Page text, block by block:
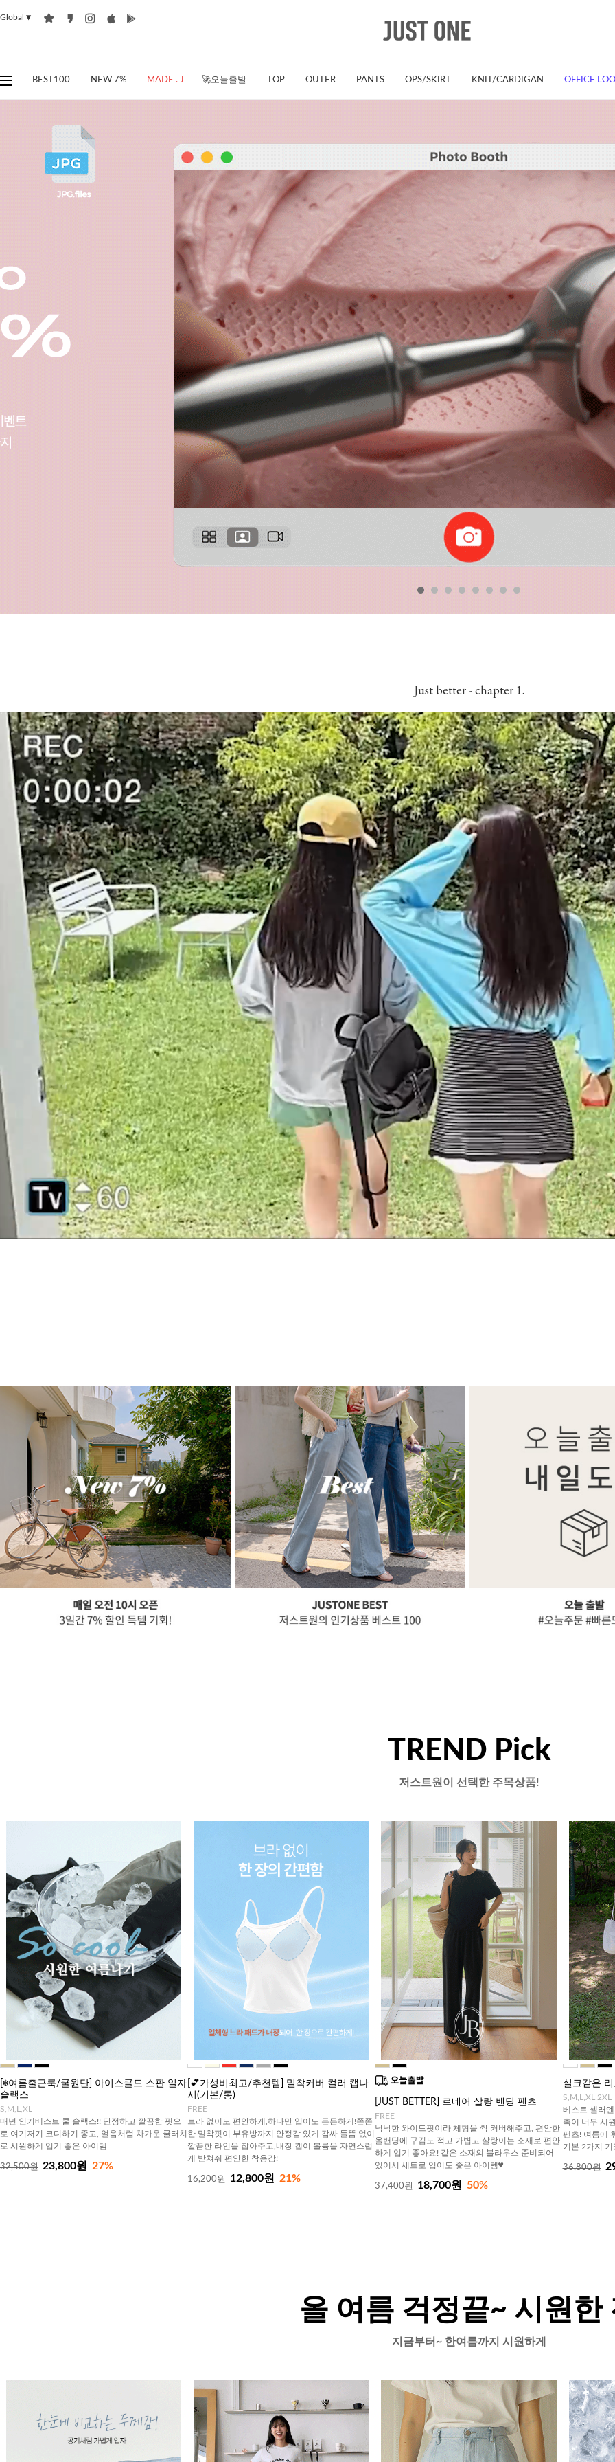
Global ▼
BEST100 NEW 7% MADE . J 🚀오늘출발 TOP OUTER PANTS OPS/SKIRT KNIT/CARDIGAN OFFICE
Just better - chapter 1.
TREND Pick
저스트원이 선택한 주목상품!
[❄️여름출근룩/쿨원단] 아이스콜드 스판 일자
슬랙스
S,M,L,XL
매년 인기베스트 쿨 슬랙스!! 단정하고 깔끔한 핏으
로 여기저기 코디하기 좋고, 얼음처럼 차가운 쿨터치
로 시원하게 입기 좋은 아이템
32,500원 23,800원 27%
[💕가성비최고/추천템] 밀착커버 컬러 캡나
시(기본/롱)
FREE
브라 없이도 편안하게,하나만 입어도 든든하게!쫀쫀
한 밀착핏이 부유방까지 안정감 있게 감싸 들뜸 없이
깔끔한 라인을 잡아주고,내장 캡이 볼륨을 자연스럽
게 받쳐줘 편안한 착용감!
16,200원 12,800원 21%
[JUST BETTER] 르네어 살랑 밴딩 팬츠
FREE
낙낙한 와이드핏이라 체형을 싹 커버해주고, 편안한
올밴딩에 구김도 적고 가볍고 살랑이는 소재로 편안
하게 입기 좋아요! 같은 소재의 블라우스 준비되어
있어서 세트로 입어도 좋은 아이템♥
37,400원 18,700원 50%
실크같은
S,M,L,XL,2XL
베스트 셀러
촉이 너무 시
팬츠! 여름에
기본 2가지
36,800원
올 여름 걱정끝~ 시원한
지금부터~ 한여름까지 시원하게